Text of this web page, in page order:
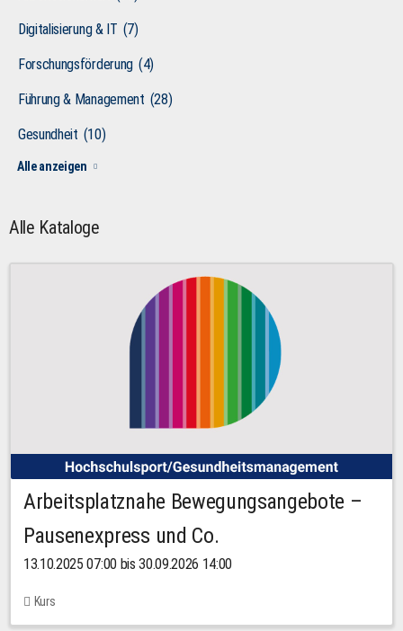
Digitalisierung & IT (7)
Forschungsförderung (4)
Führung & Management (28)
Gesundheit (10)
Alle anzeigen
Alle Kataloge
Arbeitsplatznahe Bewegungsangebote –
Pausenexpress und Co.
13.10.2025 07:00 bis 30.09.2026 14:00
Kurs